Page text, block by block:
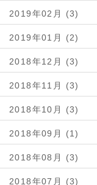
2019年02月 (3)
2019年01月 (2)
2018年12月 (3)
2018年11月 (3)
2018年10月 (3)
2018年09月 (1)
2018年08月 (3)
2018年07月 (3)